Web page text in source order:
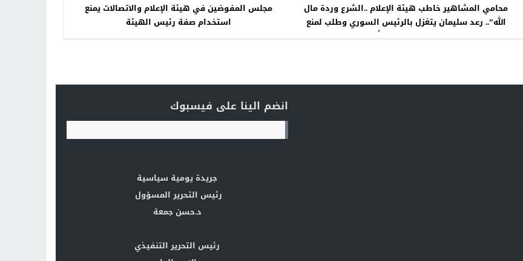
محامي المشاهير خاطب هيئة الإعلام ..الشرع وردة مال
الله”.. رعد سليمان يتغزل بالرئيس السوري وطلب لمنع
ظهوره إعلامياً
مجلس المفوضين في هيئة الإعلام والاتصالات يمنع
استخدام صفة رئيس الهيئة
انضم الينا على فيسبوك
جريدة يومية سياسية
رئيس التحرير المسؤول
د.حسن جمعة
رئيس التحرير التنفيذي